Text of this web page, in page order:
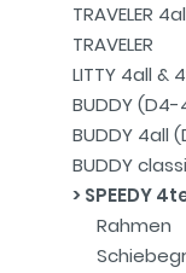
TRAVELER
TRAVELER
LITTY 4all &
BUDDY (D4-
BUDDY 4all
BUDDY
SPEEDY
Rahmen